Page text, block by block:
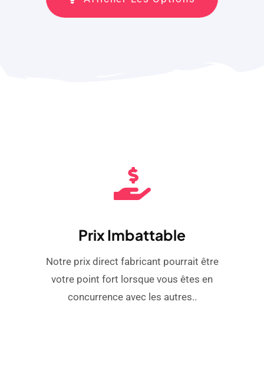
Prix ​​imbattable
Notre prix direct fabricant pourrait être
votre point fort lorsque vous êtes en
concurrence avec les autres..